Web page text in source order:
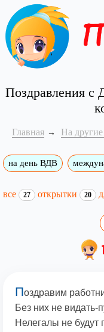
Поздравления с
Главная На
на день ВДВ
все 27 открытки 20
Поздравим
Без них не видать-
Нелегалы не будут